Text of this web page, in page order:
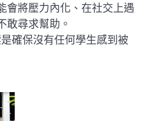
會將壓力內化、在社交上遇
敢尋求幫助。
確保沒有任何學生感到被